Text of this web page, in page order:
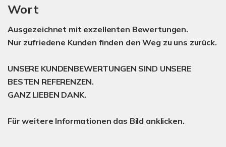
Wort
Ausgezeichnet mit exzellenten Bewertungen.
Nur zufriedene Kunden finden den Weg zu uns zurück.
UNSERE KUNDENBEWERTUNGEN SIND UNSERE
BESTEN REFERENZEN.
GANZ LIEBEN DANK.
Für weitere Informationen das Bild anklicken.